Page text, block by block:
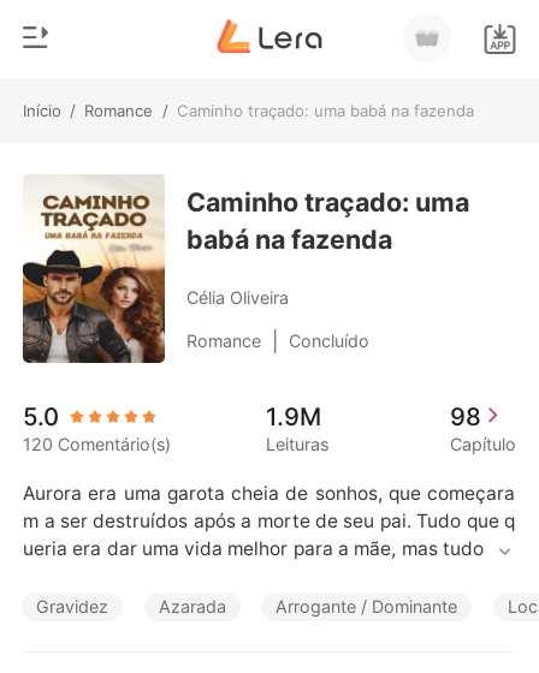
Início / Romance / Caminho traçado: uma babá na fazenda
Loja
Histórico
Sair
Baixar App
Gênero
Moderno
Lobisomem
Contos
Bilionários
Contos Curtos
Caminho traçado: uma
babá na fazenda
Célia Oliveira
Romance Concluído
5.0
120 Comentário(s)
1.9M
Leituras
98
Capítulo
Aurora era uma garota cheia de sonhos, que começara
m a ser destruídos após a morte de seu pai. Tudo que q
ueria era dar uma vida melhor para a mãe, mas tudo mu
amente, se transformando praticamente em outra mulh
Gravidez Azarada Arrogante / Dominante